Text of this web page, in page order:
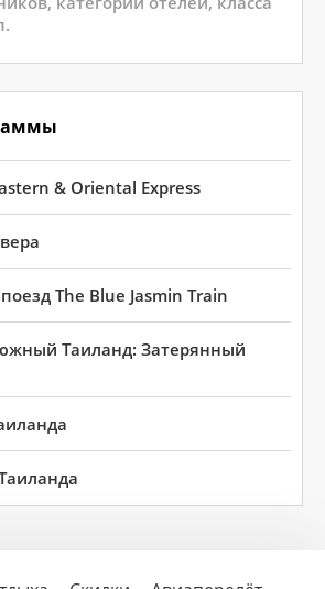
& Oriental Express
The Blue Jasmin Train
Таиланд: Затерянный